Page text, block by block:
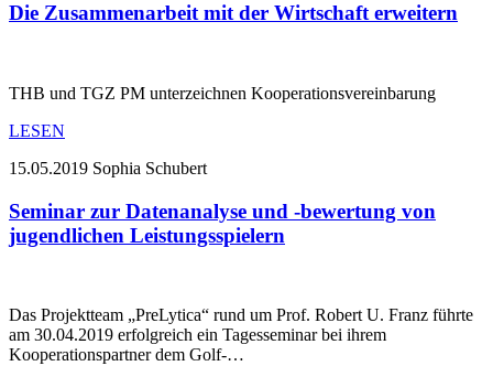
Die Zusammenarbeit mit der Wirtschaft erweitern
THB und TGZ PM unterzeichnen Kooperationsvereinbarung
LESEN
15.05.2019 Sophia Schubert
Seminar zur Datenanalyse und -bewertung von
jugendlichen Leistungsspielern
Das Projektteam „PreLytica“ rund um Prof. Robert U. Franz führte
am 30.04.2019 erfolgreich ein Tagesseminar bei ihrem
Kooperationspartner dem Golf-…